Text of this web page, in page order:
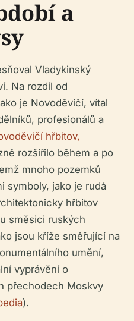
a
Vladykinský
Na rozdíl od
je Novoděvičí, vítal
profesionálů a
hřbitov,
rozšířilo během a po
mnoho pozemků
symboly, jako je rudá
hřbitov
směsici ruských
jsou kříže směřující na
umění,
vyprávění o
přechodech Moskvy
).